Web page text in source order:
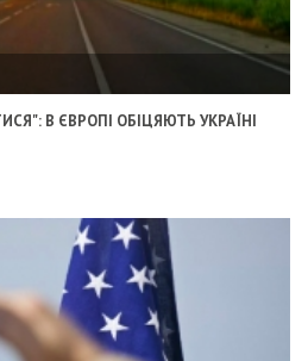
В ЄВРОПІ ОБІЦЯЮТЬ УКРАЇНІ